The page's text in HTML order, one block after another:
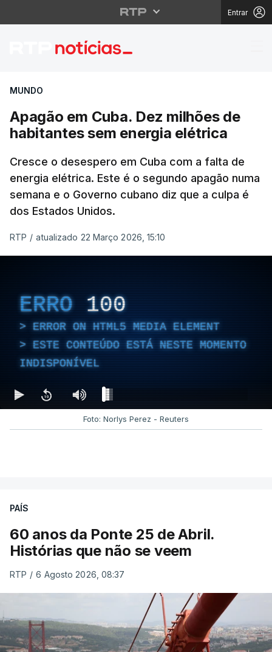
Entrar
Apagão em Cuba.
MUNDO
Apagão em Cuba. Dez milhões de
habitantes sem energia elétrica
Cresce o desespero em Cuba com a falta de
energia elétrica. Este é o segundo apagão numa
semana e o Governo cubano diz que a culpa é
dos Estados Unidos.
RTP / atualizado 22 Março 2026, 15:10
ERRO 100
ERROR ON HTML5 MEDIA ELEMENT
ESTE CONTEÚDO ESTÁ NESTE MOMENTO
INDISPONÍVEL
Foto: Norlys Perez - Reuters
PAÍS
60 anos da Ponte 25 de Abril.
Histórias que não se veem
RTP / 6 Agosto 2026, 08:37